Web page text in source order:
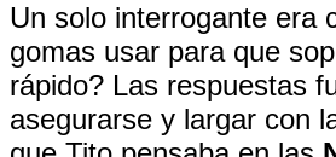
Un solo interrogante era
gomas usar para que
rápido? Las respuestas
asegurarse y largar con